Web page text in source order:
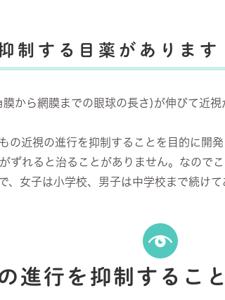
制する目薬があります
から網膜までの眼球の長さ)が伸びて近
の近視の進行を抑制することを目的に開
ずれると治ることがありません。なので
、女子は小学校、男子は中学校まで続けて
進行を抑制するこ